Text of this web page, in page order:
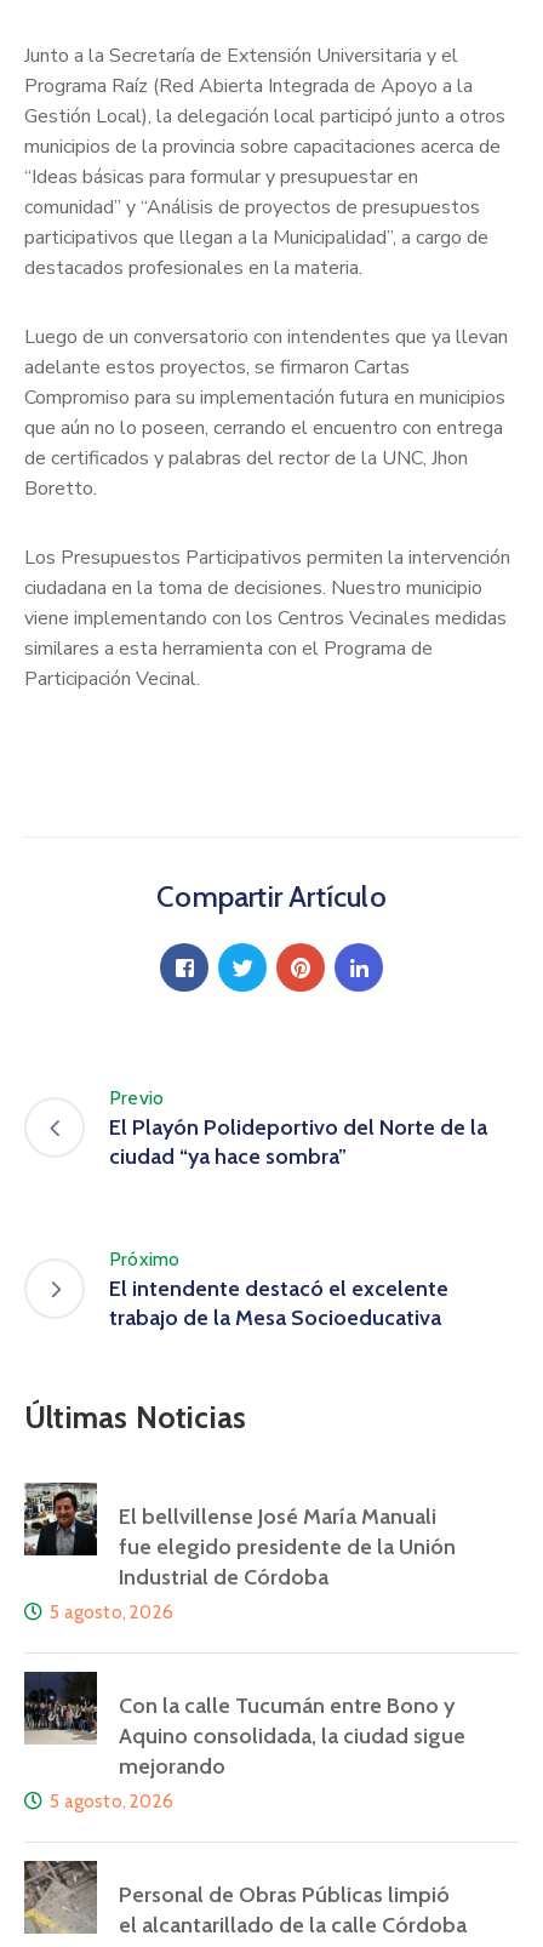
Junto a la Secretaría de Extensión Universitaria y el
Programa Raíz (Red Abierta Integrada de Apoyo a la
Gestión Local), la delegación local participó junto a otros
municipios de la provincia sobre capacitaciones acerca de
“Ideas básicas para formular y presupuestar en
comunidad” y “Análisis de proyectos de presupuestos
participativos que llegan a la Municipalidad”, a cargo de
destacados profesionales en la materia.
Luego de un conversatorio con intendentes que ya llevan
adelante estos proyectos, se firmaron Cartas
Compromiso para su implementación futura en municipios
que aún no lo poseen, cerrando el encuentro con entrega
de certificados y palabras del rector de la UNC, Jhon
Boretto.
Los Presupuestos Participativos permiten la intervención
ciudadana en la toma de decisiones. Nuestro municipio
viene implementando con los Centros Vecinales medidas
similares a esta herramienta con el Programa de
Participación Vecinal.
Compartir Artículo
Previo
El Playón Polideportivo del Norte de la
ciudad “ya hace sombra”
Próximo
El intendente destacó el excelente
trabajo de la Mesa Socioeducativa
Últimas Noticias
El bellvillense José María Manuali
fue elegido presidente de la Unión
Industrial de Córdoba
5 agosto, 2026
Con la calle Tucumán entre Bono y
Aquino consolidada, la ciudad sigue
mejorando
5 agosto, 2026
Personal de Obras Públicas limpió
el alcantarillado de la calle Córdoba